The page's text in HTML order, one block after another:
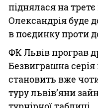
піднялася на
Олександрія буде
в поєдинку проти
ФК Львів програв
Безвиграшна
становить вже
туру львів’яни